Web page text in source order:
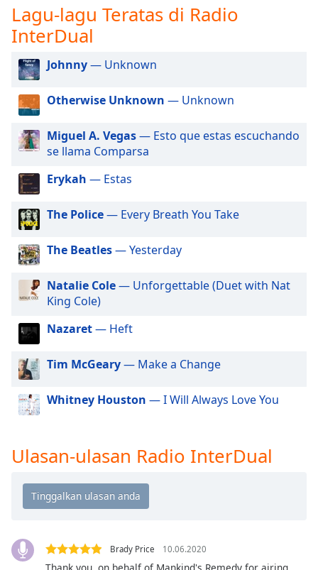
off,
selected
Track
Picture-
in-
Picture
Fullscreen
This
modal
window.
Beginning
window.
Escape
cancel
close
window.
Color
Opacity
Background
Color
Lagu-lagu Teratas di Radio
InterDual
Johnny— Unknown
Otherwise Unknown — Unknown
Miguel A. Vegas— Esto que estas escuchando
se llama Comparsa
Erykah — Estas
The Police— Every Breath You Take
The Beatles— Yesterday
Natalie Cole— Unforgettable (Duet with Nat
King Cole)
Nazaret— Heft
Tim McGeary— Make a Change
Whitney Houston — I Will Always Love You
Ulasan-ulasan Radio InterDual
Brady Price 10.06.2020